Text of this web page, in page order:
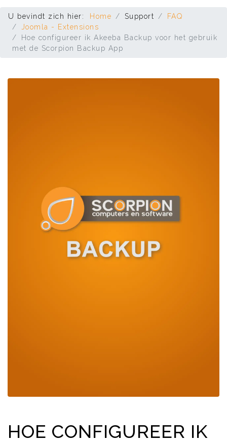
U bevindt zich hier: Home Support
FAQ
Joomla - Extensions
Hoe configureer ik Akeeba Backup voor het gebruik
met de Scorpion Backup App
HOE CONFIGUREER IK